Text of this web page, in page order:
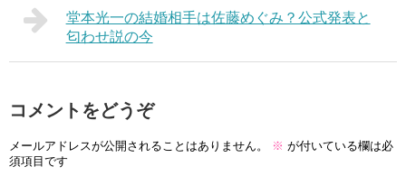
堂本光一の結婚相手は佐藤めぐみ？公式発表と
匂わせ説の今
コメントをどうぞ
メールアドレスが公開されることはありません。 ※ が付いている欄は必
須項目です